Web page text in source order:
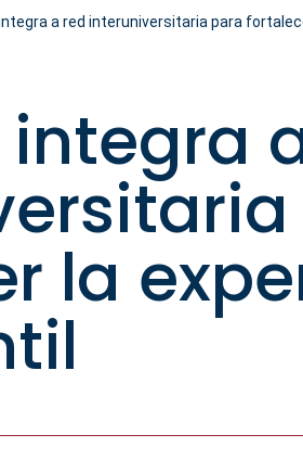
a red interuniversitaria para
integra
la